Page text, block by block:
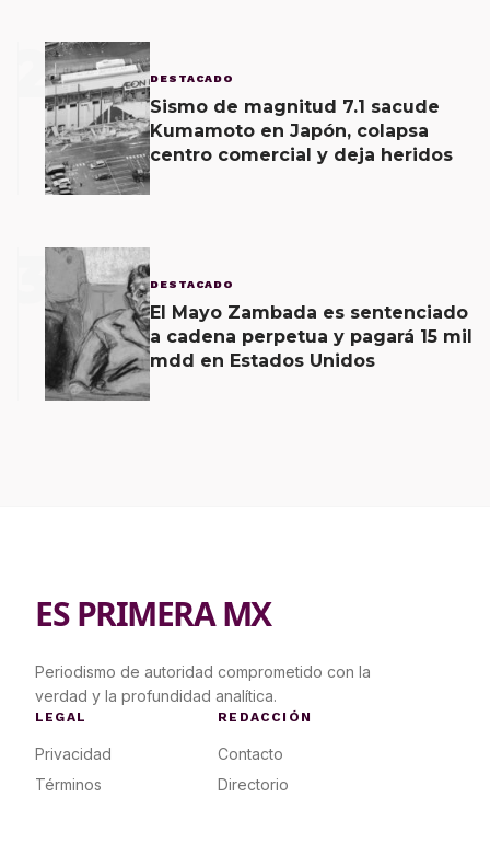
2 DESTACADO
Sismo de magnitud 7.1 sacude
Kumamoto en Japón, colapsa
centro comercial y deja heridos
3 DESTACADO
El Mayo Zambada es sentenciado
a cadena perpetua y pagará 15 mil
mdd en Estados Unidos
ES PRIMERA MX
Periodismo de autoridad comprometido con la
verdad y la profundidad analítica.
LEGAL
Privacidad
Términos
REDACCIÓN
Contacto
Directorio